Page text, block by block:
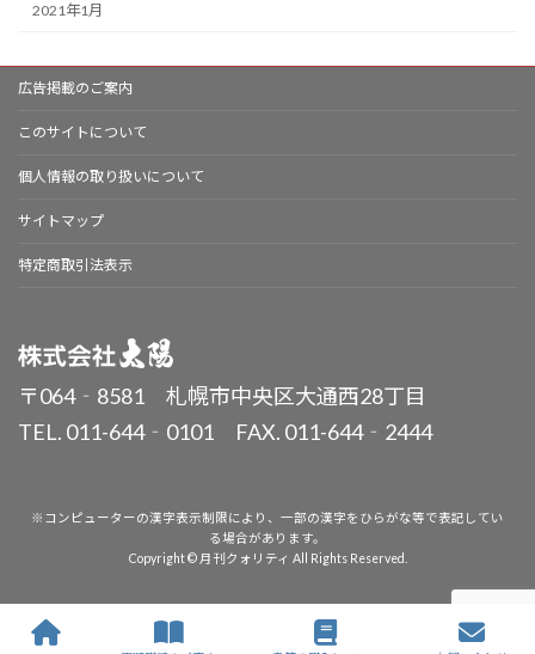
2021年1月
広告掲載のご案内
このサイトについて
個人情報の取り扱いについて
サイトマップ
特定商取引法表示
〒064‐8581 札幌市中央区大通西28丁目
TEL. 011-644‐0101 FAX. 011-644‐2444
※コンピューターの漢字表示制限により、一部の漢字をひらがな等で表記してい
る場合があります。
Copyright © 月刊クォリティ All Rights Reserved.